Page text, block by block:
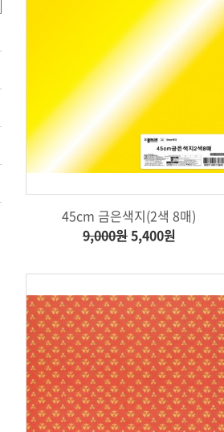
매
(회
원
전
용)
45cm 금은색지(2색 8매)
9,000원5,400원